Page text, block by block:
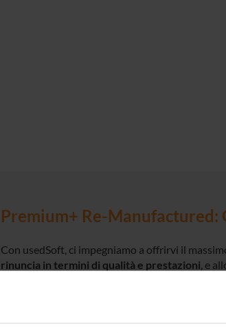
Premium+ Re-
Con usedSoft, ci impegniamo a offrirvi il
rinuncia in termini di qualità e prestazioni, e
. Ecco perché
un processo di
Il nostro hardware Re-Manufactured